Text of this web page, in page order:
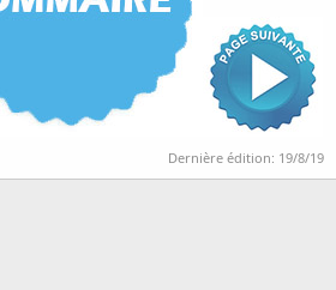
Dernière édition: 19/8/19